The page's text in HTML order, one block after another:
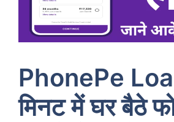
PhonePe
मिनट में घर बैठे